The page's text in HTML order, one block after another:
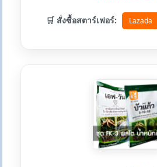
🛒 สั่งซื้อสตาร์เฟอร์: Lazada